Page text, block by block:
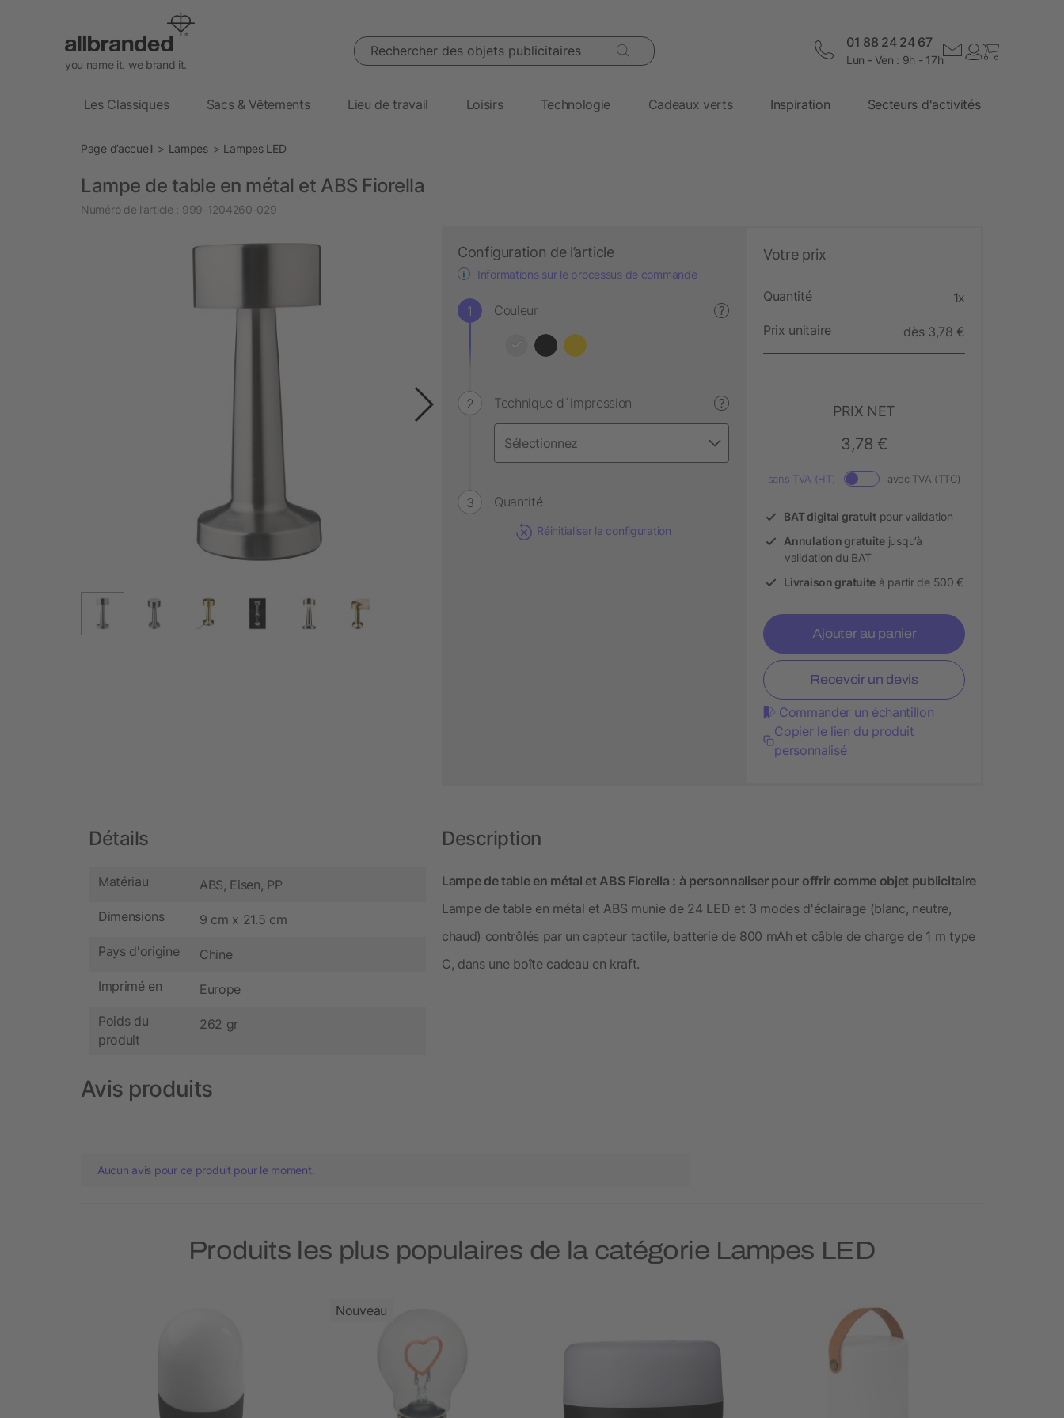
you name it. we brand it.
Rechercher des objets publicitaires 01 88 24 24 67
Lun - Ven : 9h - 17h
Les Classiques Sacs & Vêtements Lieu de travail Loisirs Technologie Cadeaux verts Inspiration Secteurs d'activités
Page d’accueil Lampes Lampes LED
Lampe de table en métal et ABS Fiorella
Numéro de l’article : 999-1204260-029
Configuration de l’article
Informations sur le processus de commande
Couleur ?
Technique d´impression ?
Quantité
Réinitialiser la configuration
Votre prix
Quantité 1x
Prix unitaire dès 3,78 €
PRIX NET
3,78 €
sans TVA (HT) avec TVA (TTC)
BAT digital gratuitpour validation
Annulation gratuitejusqu’à
validation du BAT
Livraison gratuite à partir de 500 €
Ajouter au panier
Recevoir un devis
Commander un échantillon
Copier le lien du produit
personnalisé
Détails
Matériau ABS, Eisen, PP
Dimensions 9 cm x 21.5 cm
Pays d'origine Chine
Imprimé en Europe
Poids du
produit
262 gr
Description
Lampe de table en métal et ABS Fiorella : à personnaliser pour offrir comme objet publicitaire
Lampe de table en métal et ABS munie de 24 LED et 3 modes d'éclairage (blanc, neutre,
chaud) contrôlés par un capteur tactile, batterie de 800 mAh et câble de charge de 1 m type
C, dans une boîte cadeau en kraft.
Avis produits
Aucun avis pour ce produit pour le moment.
Produits les plus populaires de la catégorie Lampes LED
Nouveau